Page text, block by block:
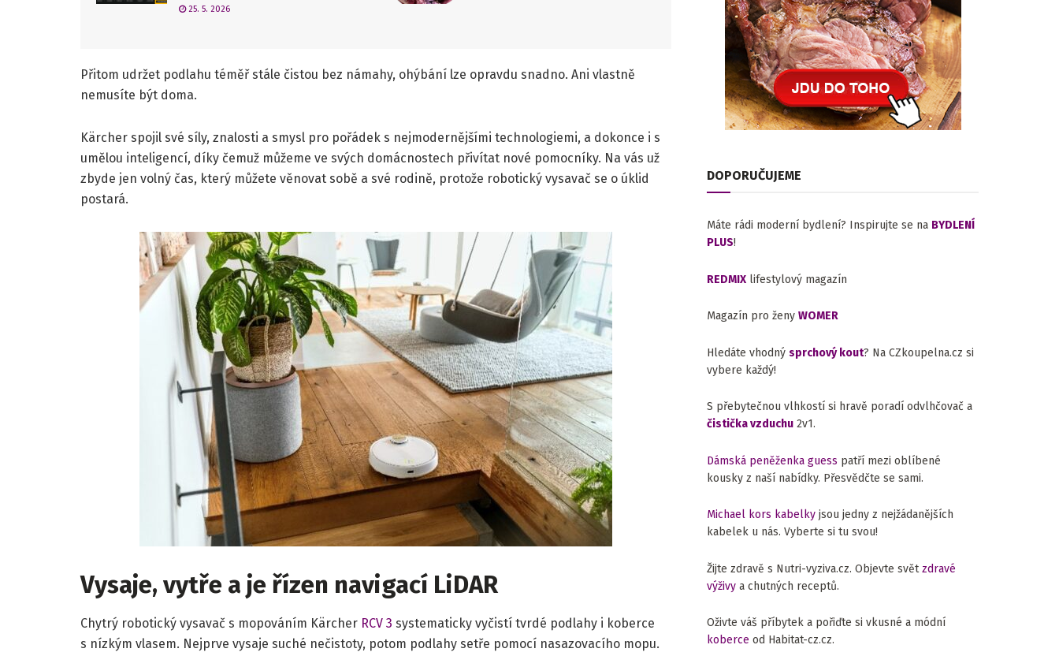
25. 5. 2026
Přitom udržet podlahu téměř stále čistou bez námahy, ohýbání lze opravdu snadno. Ani vlastně
nemusíte být doma.
Kärcher spojil své síly, znalosti a smysl pro pořádek s nejmodernějšími technologiemi, a dokonce i s
umělou inteligencí, díky čemuž můžeme ve svých domácnostech přivítat nové pomocníky. Na vás už
zbyde jen volný čas, který můžete věnovat sobě a své rodině, protože robotický vysavač se o úklid
postará.
Vysaje, vytře a je řízen navigací LiDAR
Chytrý robotický vysavač s mopováním Kärcher RCV 3 systematicky vyčistí tvrdé podlahy i koberce
s nízkým vlasem. Nejprve vysaje suché nečistoty, potom podlahy setře pomocí nasazovacího mopu.
DOPORUČUJEME
Máte rádi moderní bydlení? Inspirujte se na BYDLENÍ
PLUS!
REDMIX lifestylový magazín
Magazín pro ženy WOMER
Hledáte vhodný sprchový kout? Na CZkoupelna.cz si
vybere každý!
S přebytečnou vlhkostí si hravě poradí odvlhčovač a
čistička vzduchu 2v1.
Dámská peněženka guess patří mezi oblíbené
kousky z naší nabídky. Přesvědčte se sami.
Michael kors kabelky jsou jedny z nejžádanějších
kabelek u nás. Vyberte si tu svou!
Žijte zdravě s Nutri-vyziva.cz. Objevte světzdravé
výživy a chutných receptů.
Oživte váš příbytek a pořiďte si vkusné a módní
koberce od Habitat-cz.cz.